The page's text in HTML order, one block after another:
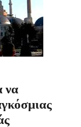
να